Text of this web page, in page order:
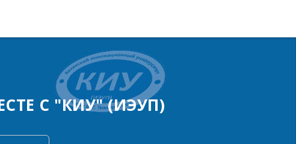
С "КИУ" (ИЭУП)